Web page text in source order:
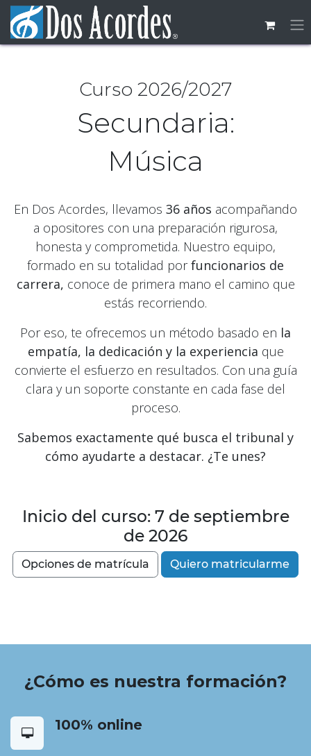
Ir al contenido
Curso 2026/​2027
Secundaria:
Música
En Dos Acordes, llevamos 36 años acompañando
a opositores con una preparación rigurosa,
honesta y comprometida. Nuestro equipo,
formado en su totalidad porfuncionarios de
carrera, conoce de primera mano el camino que
estás recorriendo.
Por eso, te ofrecemos un método basado en la
empatía, la dedicación y la experiencia que
convierte el esfuerzo en resultados. Con una guía
clara y un soporte constante en cada fase del
proceso.
Sabemos exactamente qué busca el tribunal y
cómo ayudarte a destacar. ¿Te unes?
Inicio del curso: 7 de septiembre
de 2026
Opcione​​s de matríc​​ula Quiero matricularme
¿Cómo es nuestra formación?
100% online